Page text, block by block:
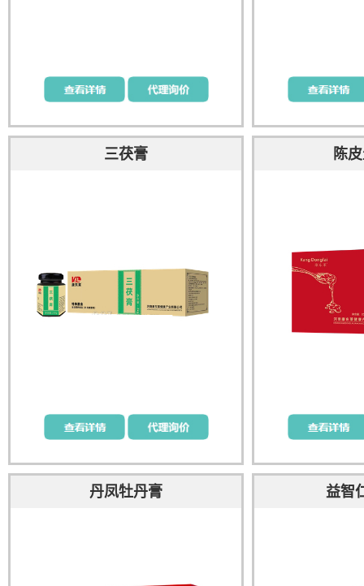
三茯膏 陈
丹凤牡丹膏 益智